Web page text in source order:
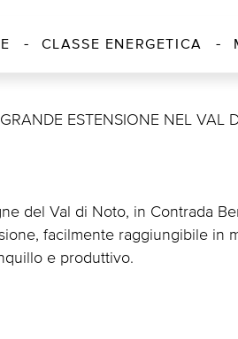
CLASSE ENERGETICA
ESTENSIONE NEL VAL
del Val di Noto, in Contrada
facilmente raggiungibile in
e produttivo.